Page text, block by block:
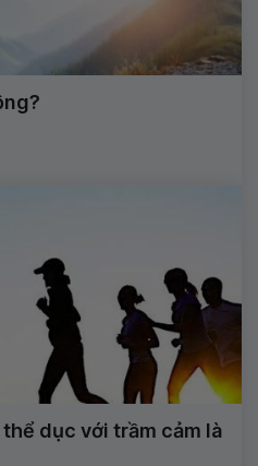
dục với trầm cảm là